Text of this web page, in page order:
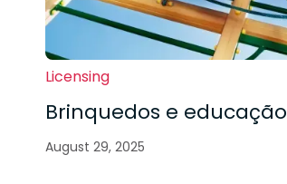
Licensing
Brinquedos e educação
August 29, 2025